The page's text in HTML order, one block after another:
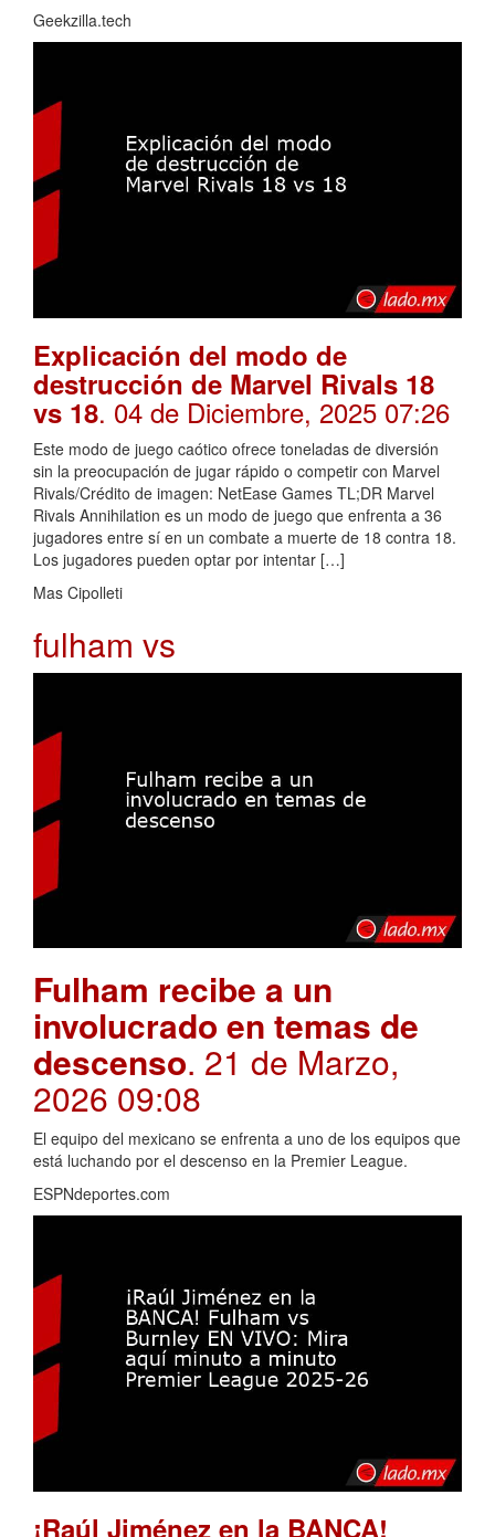
Geekzilla.tech
Explicación del modo de
destrucción de Marvel Rivals 18
vs 18. 04 de Diciembre, 2025 07:26
Este modo de juego caótico ofrece toneladas de diversión
sin la preocupación de jugar rápido o competir con Marvel
Rivals/Crédito de imagen: NetEase Games TL;DR Marvel
Rivals Annihilation es un modo de juego que enfrenta a 36
jugadores entre sí en un combate a muerte de 18 contra 18.
Los jugadores pueden optar por intentar […]
Mas Cipolleti
fulham vs
Fulham recibe a un
involucrado en temas de
descenso. 21 de Marzo,
2026 09:08
El equipo del mexicano se enfrenta a uno de los equipos que
está luchando por el descenso en la Premier League.
ESPNdeportes.com
¡Raúl Jiménez en la BANCA!